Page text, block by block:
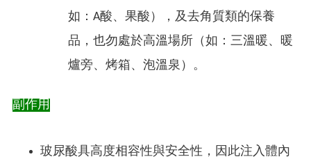
如：A酸、果酸），及去角質類的保養
品，也勿處於高溫場所（如：三溫暖、暖
爐旁、烤箱、泡溫泉）。
副作用
玻尿酸具高度相容性與安全性，因此注入體內